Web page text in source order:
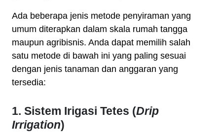
Ada beberapa jenis metode penyiraman yang
umum diterapkan dalam skala rumah tangga
maupun agribisnis. Anda dapat memilih salah
satu metode di bawah ini yang paling sesuai
dengan jenis tanaman dan anggaran yang
tersedia:
1. Sistem Irigasi Tetes (Drip
Irrigation)